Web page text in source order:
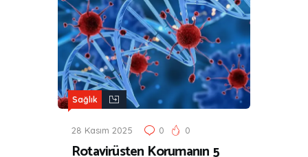
Sağlık
28 Kasım 2025 0 0
Rotavirüsten Korumanın 5